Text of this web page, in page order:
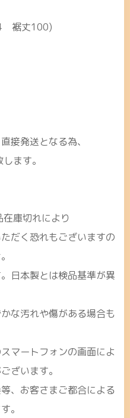
裾丈100)
接発送となる為、
ます。
在庫切れにより
だく恐れもございますの
日本製とは検品基準が異
な汚れや傷がある場合も
マートフォンの画面によ
ざいます。
、お客さまご都合による
。